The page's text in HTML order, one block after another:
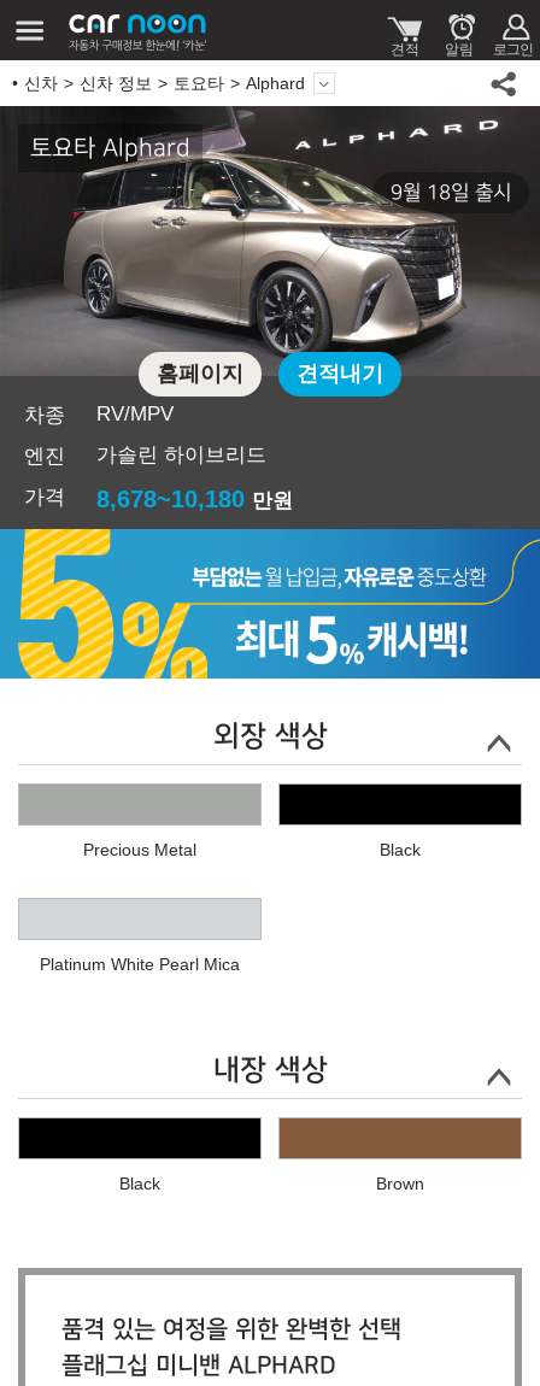
신차 신차 정보 토요타 Alphard
토요타 Alphard
9월 18일 출시
차종
RV/MPV
엔진
가솔린 하이브리드
가격
8,678~10,180 만원
홈페이지 견적내기
외장 색상
Precious Metal Black
Platinum White Pearl Mica
내장 색상
Black Brown
품격 있는 여정을 위한 완벽한 선택
플래그십 미니밴 ALPHARD